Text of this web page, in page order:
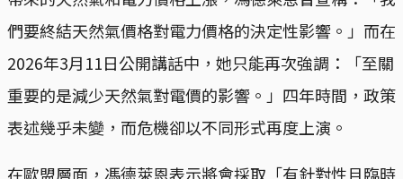
們要終結天然氣價格對電力價格的決定性影響。」而在
2026年3月11日公開講話中，她只能再次強調：「至關
重要的是減少天然氣對電價的影響。」四年時間，政策
表述幾乎未變，而危機卻以不同形式再度上演。
在歐盟層面，馮德萊恩表示將會採取「有針對性且臨時